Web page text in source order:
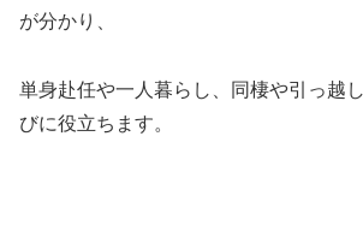
が分かり、
単身赴任や一人暮らし、同棲や引っ越
びに役立ちます。